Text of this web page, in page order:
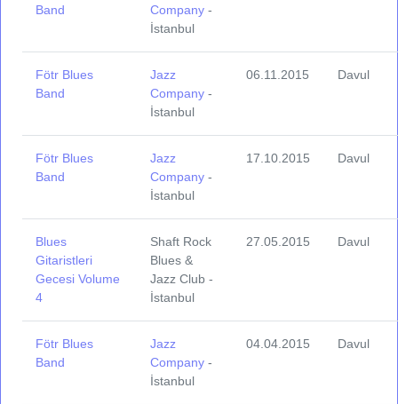
Band
Company -
İstanbul
Fötr Blues
Band
Jazz
Company -
İstanbul
06.11.2015 Davul
Fötr Blues
Band
Jazz
Company -
İstanbul
17.10.2015 Davul
Blues
Gitaristleri
Gecesi Volume
4
Shaft Rock
Blues &
Jazz Club -
İstanbul
27.05.2015 Davul
Fötr Blues
Band
Jazz
Company -
İstanbul
04.04.2015 Davul